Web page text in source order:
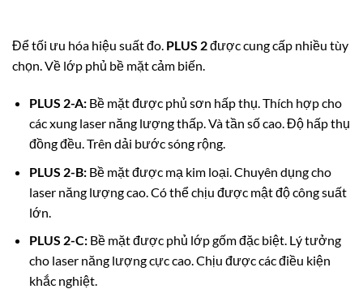
Để tối ưu hóa hiệu suất đo. PLUS 2được cung cấp nhiều tùy
chọn. Về lớp phủ bề mặt cảm biến.
PLUS 2-A:Bề mặt được phủ sơn hấp thụ. Thích hợp cho
các xung laser năng lượng thấp. Và tần số cao. Độ hấp thụ
đồng đều. Trên dải bước sóng rộng.
PLUS 2-B:Bề mặt được mạ kim loại. Chuyên dụng cho
laser năng lượng cao. Có thể chịu được mật độ công suất
lớn.
PLUS 2-C:Bề mặt được phủ lớp gốm đặc biệt. Lý tưởng
cho laser năng lượng cực cao. Chịu được các điều kiện
khắc nghiệt.